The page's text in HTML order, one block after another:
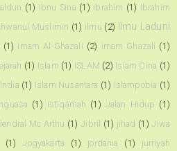
(1) Ibnu Sina (1) Ibrahim (1) Ibrahim
Muslimin (1) ilmu (2)
Ilmu Laduni
(1) Imam Al-Ghazali (2) imam Ghazali (1)
(1) Islam (1) ISLAM (2) Islam Cina (1)
(1) Islam Nusantara (1) Islampobia (1)
(1) Istiqamah (1) Jalan Hidup (1)
Mc Arthu (1) Jibril (1) jihad (1) Jiwa
(1) Jogyakarta (1) jordania (1)
jurriyah